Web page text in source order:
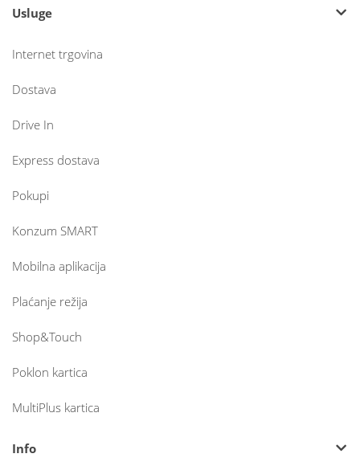
Usluge
Internet trgovina
Dostava
Drive In
Express dostava
Pokupi
Konzum SMART
Mobilna aplikacija
Plaćanje režija
Shop&Touch
Poklon kartica
MultiPlus kartica
Info